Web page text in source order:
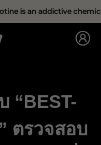
is an addictive
“BEST-
ตรวจสอบ